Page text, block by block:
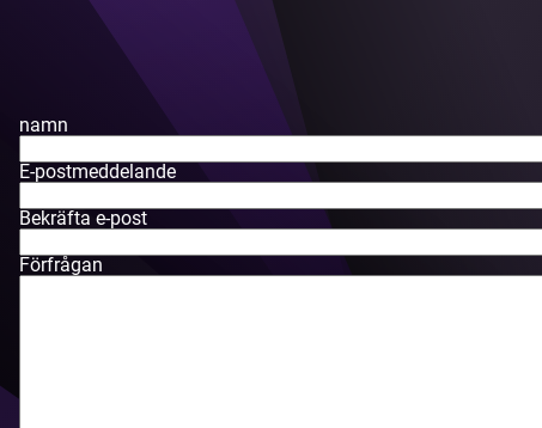
namn
E-postmeddelande
Bekräfta e-post
Förfrågan